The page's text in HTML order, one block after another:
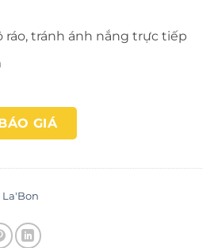
ráo, tránh ánh nắng trực tiếp
GIÁ
La'Bon